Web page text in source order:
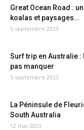
Great Ocean Road :
koalas et paysages...
5 septembre 2023
Surf trip en Australie :
pas manquer
5 septembre 2023
La Péninsule de
South Australia
12 mai 2023